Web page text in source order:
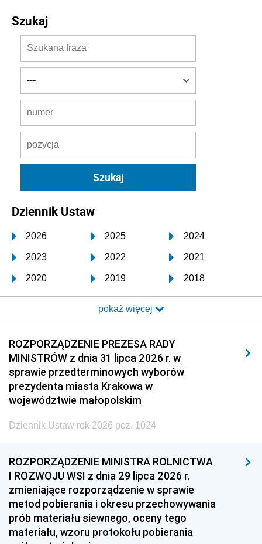
Szukaj
Dziennik Ustaw
2026 2025 2024
2023 2022 2021
2020 2019 2018
2017 2016 2015
2014 2013 2012
2011 2010
2008 2007
2005 2004
2002 2001
1999 1998
1993 1992 1991
1990 1989 1988
1987 1986 1985
1984 1983 1982
pokaż więcej
ROZPORZĄDZENIE PREZESA RADY
MINISTRÓW z dnia 31 lipca 2026 r. w
sprawie przedterminowych wyborów
prezydenta miasta Krakowa w
województwie małopolskim
Dziennik Ustaw rok 2026 poz. 1024
ROZPORZĄDZENIE MINISTRA ROLNICTWA
I ROZWOJU WSI z dnia 29 lipca 2026 r.
zmieniające rozporządzenie w sprawie
metod pobierania i okresu przechowywania
prób materiału siewnego, oceny tego
materiału, wzoru protokołu pobierania